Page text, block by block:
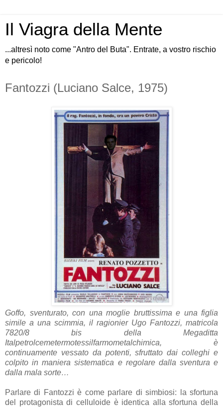
Il Viagra della Mente
...altresì noto come "Antro del Buta". Entrate, a vostro rischio
e pericolo!
Fantozzi (Luciano Salce, 1975)
Goffo, sventurato, con una moglie bruttissima e una figlia
simile a una scimmia, il ragionier Ugo Fantozzi, matricola
7820/8 bis della Megaditta
Italpetrolcemetermotessilfarmometalchimica, è
continuamente vessato da potenti, sfruttato dai colleghi e
colpito in maniera sistematica e regolare dalla sventura e
dalla mala sorte…
Parlare di Fantozzi è come parlare di simbiosi: la sfortuna
del protagonista di celluloide è identica alla sfortuna della